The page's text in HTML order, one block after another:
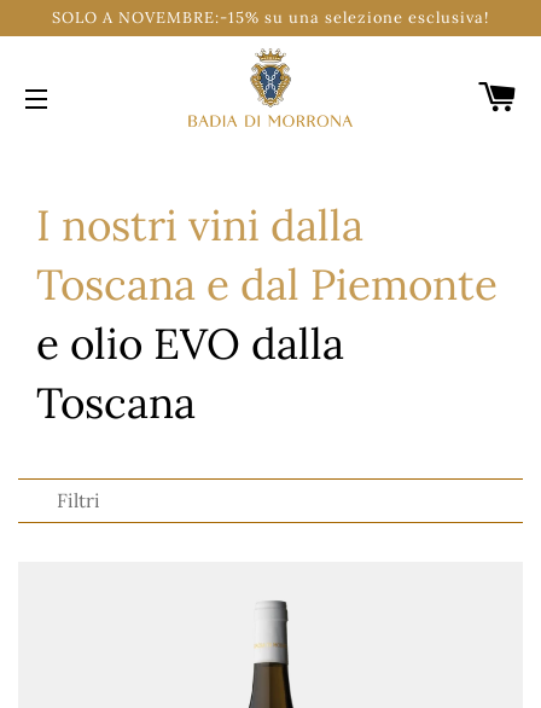
SOLO A NOVEMBRE:-15% su una selezione esclusiva!
NAVIGAZIONE DEL SITO
I nostri vini dalla
Toscana e dal Piemonte
e olio EVO dalla
Toscana
Filtri